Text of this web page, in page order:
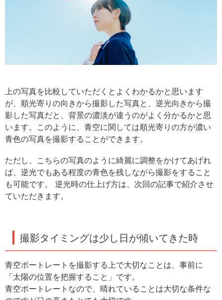
上の写真を比較していただくとよくわかるかと思います
が、順光寄りの向きから撮影した写真と、逆光向きから撮
影した写真だと、背景の濃淡が違うのがよく分かるかと思
います。このように、青空に関しては順光寄りの方が濃い
青色の写真を撮影することができます。
ただし、こちらの写真のように綺麗に調整をかけてあげれ
ば、逆光でもある程度の青色を残しながら撮影をすること
も可能です。 逆光時の仕上げ方は、次回の記事で紹介させ
ていただきます。
撮影タイミングは少し日が傾いてきた時
青空ポートレートを撮影する上で大切なことは、事前に
「太陽の位置を把握すること」です。
青空ポートレートなので、晴れていることは大切な条件な